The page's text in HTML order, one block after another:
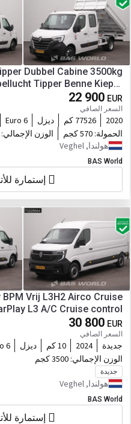
Dubbel Cabine 3500kg
Tipper Benne Kieper
A/C Towbar Cruise control
22 900 EUR
السعر الصافي
2020 77526 كم ديزل Euro 6
الحمولة: 570 كجم الوزن الإجمالي:
هولندا, Veghel
BAS World
إستمارة
Vrij L3H2 Airco Cruise
L3 A/C Cruise control
30 800 EUR
السعر الصافي
جديدة 2024 10 كم ديزل 6
الوزن الإجمالي: 3500 كجم
جديدة
هولندا, Veghel
BAS World
إستمارة